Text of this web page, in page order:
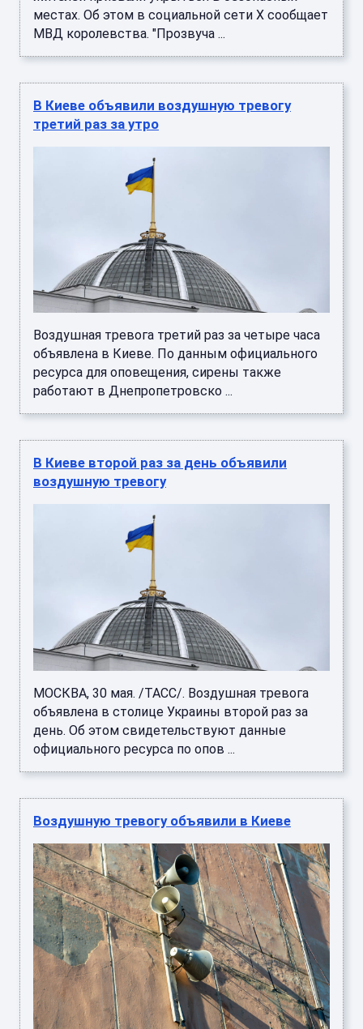
местах. Об этом в социальной сети X сообщает
МВД королевства. "Прозвуча ...
В Киеве объявили воздушную тревогу
третий раз за утро
Воздушная тревога третий раз за четыре часа
объявлена в Киеве. По данным официального
ресурса для оповещения, сирены также
работают в Днепропетровско ...
В Киеве второй раз за день объявили
воздушную тревогу
МОСКВА, 30 мая. /ТАСС/. Воздушная тревога
объявлена в столице Украины второй раз за
день. Об этом свидетельствуют данные
официального ресурса по опов ...
Воздушную тревогу объявили в Киеве